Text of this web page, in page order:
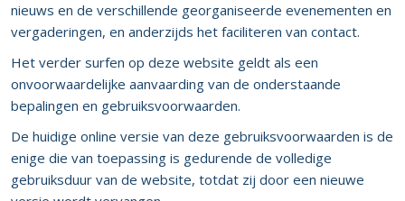
nieuws en de verschillende georganiseerde evenementen en
vergaderingen, en anderzijds het faciliteren van contact.
Het verder surfen op deze website geldt als een
onvoorwaardelijke aanvaarding van de onderstaande
bepalingen en gebruiksvoorwaarden.
De huidige online versie van deze gebruiksvoorwaarden is de
enige die van toepassing is gedurende de volledige
gebruiksduur van de website, totdat zij door een nieuwe